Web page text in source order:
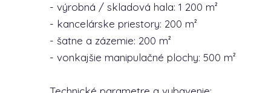
- výrobná / skladová hala: 1 200 m²
- kancelárske priestory: 200 m²
- šatne a zázemie: 200 m²
- vonkajšie manipulačné plochy: 500 m²